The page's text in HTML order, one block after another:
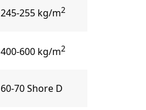
245-255 kg/m2
400-600 kg/m2
60-70 Shore D